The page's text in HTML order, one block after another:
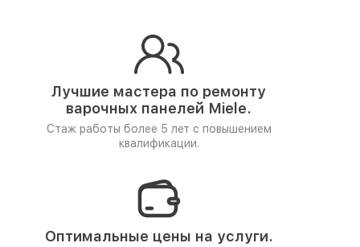
Лучшие мастера по ремонту
варочных панелей Miele.
Стаж работы более 5 лет с повышением
квалификации.
Оптимальные цены на услуги.